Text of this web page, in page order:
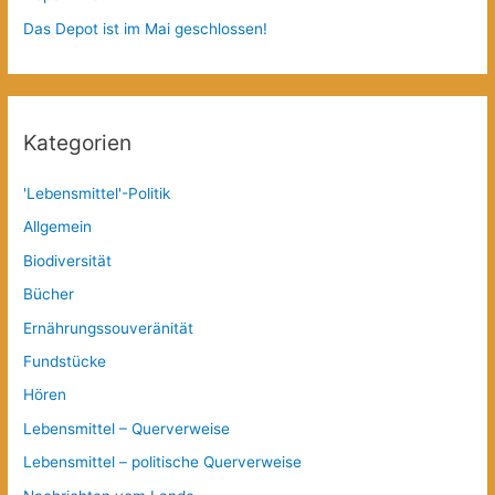
Das Depot ist im Mai geschlossen!
Kategorien
'Lebensmittel'-Politik
Allgemein
Biodiversität
Bücher
Ernährungssouveränität
Fundstücke
Hören
Lebensmittel – Querverweise
Lebensmittel – politische Querverweise